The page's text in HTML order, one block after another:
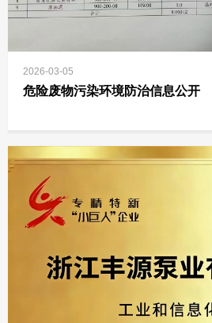
2026-03-05
危险废物污染环境防治信息公开